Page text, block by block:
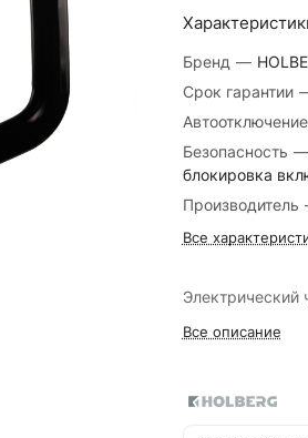
Бренд —
Срок гарантии
Безопасность —
блокировка
Производитель
Все
Электрический
Все описание